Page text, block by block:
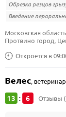
Обрезка резцов
Введение
Откроется в
Московская
Протвино город,
Велес,
13 : 6 Отзывы